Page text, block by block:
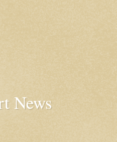
News